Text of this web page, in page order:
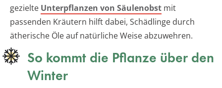
gezielte Unterpflanzen von Säulenobst mit
passenden Kräutern hilft dabei, Schädlinge durch
ätherische Öle auf natürliche Weise abzuwehren.
So kommt die Pflanze über den
Winter